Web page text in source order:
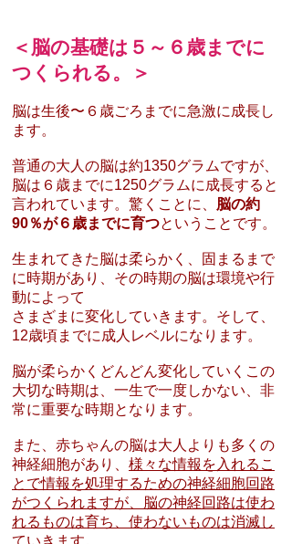
＜脳の基礎は５～６歳までに
つくられる。＞
脳は生後〜６歳ごろまでに急激に成長し
ます。
普通の大人の脳は約1350グラムですが、
脳は６歳までに1250グラムに成長すると
言われています。驚くことに、 脳の約
90％が６歳までに育つということです。
生まれてきた脳は柔らかく、固まるまで
に時期があり、その時期の脳は環境や行
動によって
さまざまに変化していきます。そして、
12歳頃までに成人レベルになります。
脳が柔らかくどんどん変化していくこの
大切な時期は、一生で一度しかない、非
常に重要な時期となります。
また、赤ちゃんの脳は大人よりも多くの
神経細胞があり、 様々な情報を入れるこ
とで情報を処理するための神経細胞回路
がつくられますが、脳の神経回路は使わ
れるものは育ち、使わないものは消滅し
ていきます。